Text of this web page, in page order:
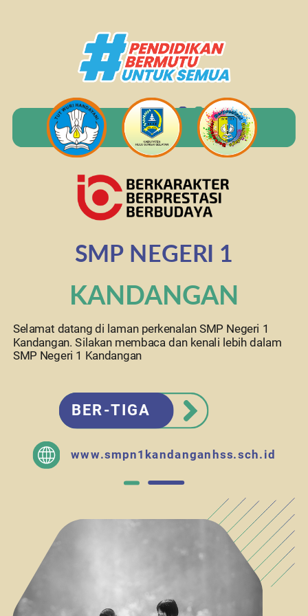
BER-TIGA
www.smpn1kandanganhss.sch.id
Selamat datang di laman perkenalan SMP Negeri 1
Kandangan. Silakan membaca dan kenali lebih dalam
SMP Negeri 1 Kandangan
SMP NEGERI 1
KANDANGAN